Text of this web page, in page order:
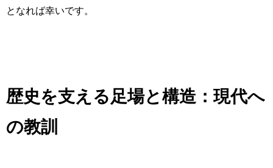
となれば幸いです。
歴史を支える足場と構造：現代へ
の教訓